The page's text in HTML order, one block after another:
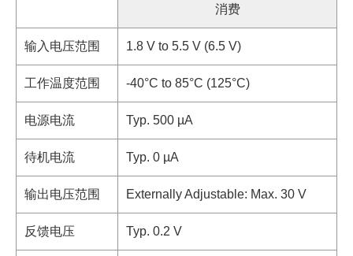
消费
输入电压范围 1.8 V to 5.5 V (6.5 V)
工作温度范围 -40°C to 85°C (125°C)
电源电流 Typ. 500 µA
待机电流 Typ. 0 µA
输出电压范围 Externally Adjustable: Max. 30 V
反馈电压 Typ. 0.2 V